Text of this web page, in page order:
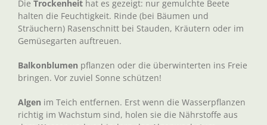
Die Trockenheit hat es gezeigt: nur gemulchte Beete
halten die Feuchtigkeit. Rinde (bei Bäumen und
Sträuchern) Rasenschnitt bei Stauden, Kräutern oder im
Gemüsegarten auftreuen.
Balkonblumen pflanzen oder die überwinterten ins Freie
bringen. Vor zuviel Sonne schützen!
Algen im Teich entfernen. Erst wenn die Wasserpflanzen
richtig im Wachstum sind, holen sie die Nährstoffe aus